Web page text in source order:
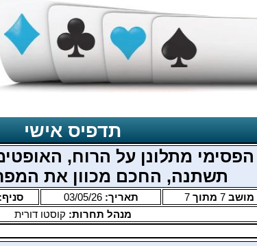
תדפיס אישי
הפסימי מתלונן על הרוח,
תשתנה, החכם מכוון את
מושב7 מתוך7 תאריך:03/05/26 סניף:
מנהל תחרות: קוסטו דורית